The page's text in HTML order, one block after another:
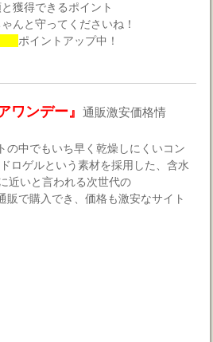
獲得できるポイント
んと守ってくださいね！
ポイントアップ中！
ワンデー』通販激安価格情
の中でもいち早く乾燥しにくいコン
ロゲルという素材を採用した、含水
近いと言われる次世代の
販で購入でき、価格も激安なサイト